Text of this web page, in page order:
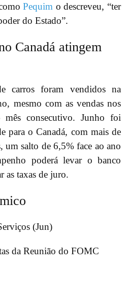
Pequim o descreveu, “ter
do Estado”.
Canadá atingem
carros foram vendidos na
mesmo com as vendas nos
consecutivo. Junho foi
para o Canadá, com mais de
um salto de 6,5% face ao ano
poderá levar o banco
as taxas de juro.
(Jun)
da Reunião do FOMC